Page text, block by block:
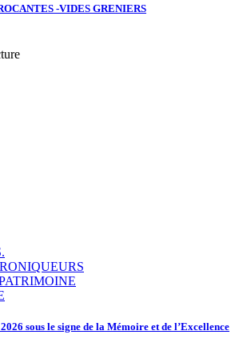
-VIDES GRENIERS
sous le signe de la Mémoire et de l’Excellence